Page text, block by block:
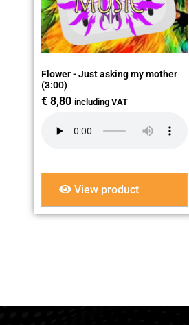
Flower - Just asking my mother
(3:00)
€ 8,80 including VAT
View product